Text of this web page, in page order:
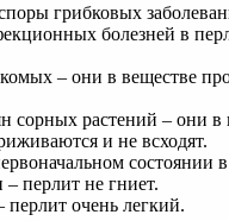
грибковых
болезней в
– они в веществе
сорных растений – они в
и не всходят.
состоянии
– перлит не гниет.
очень легкий.